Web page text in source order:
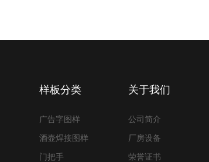
样板分类
广告字图样
酒壶焊接图样
门把手
关于我们
公司简介
厂房设备
荣誉证书